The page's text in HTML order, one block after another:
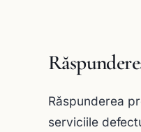
Răspunderea
serviciile